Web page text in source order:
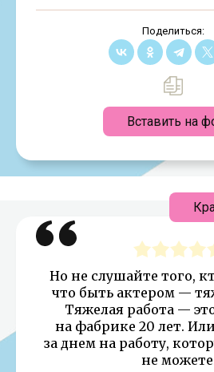
Поделиться:
Вставить на
Но не слушайте того,
что быть актером —
Тяжелая работа —
на фабрике 20 лет.
за днем на работу,
не